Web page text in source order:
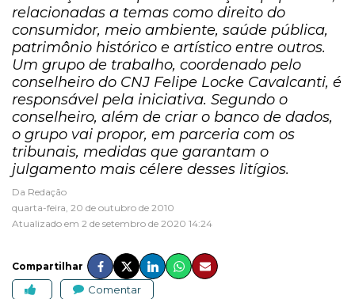
relacionadas a temas como direito do
consumidor, meio ambiente, saúde pública,
patrimônio histórico e artístico entre outros.
Um grupo de trabalho, coordenado pelo
conselheiro do CNJ Felipe Locke Cavalcanti, é
responsável pela iniciativa. Segundo o
conselheiro, além de criar o banco de dados,
o grupo vai propor, em parceria com os
tribunais, medidas que garantam o
julgamento mais célere desses litígios.
Da Redação
quarta-feira, 20 de outubro de 2010
Atualizado em 2 de setembro de 2020 14:24
Compartilhar
Comentar